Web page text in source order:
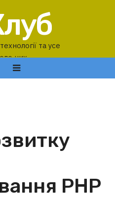
та усе
них
PHP